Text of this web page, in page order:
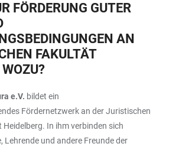
FÖRDERUNG GUTER
AN
FAKULTÄT
e.V. bildet ein
Fördernetzwerk an der Juristischen
In ihm verbinden sich
Lehrende und andere Freunde der